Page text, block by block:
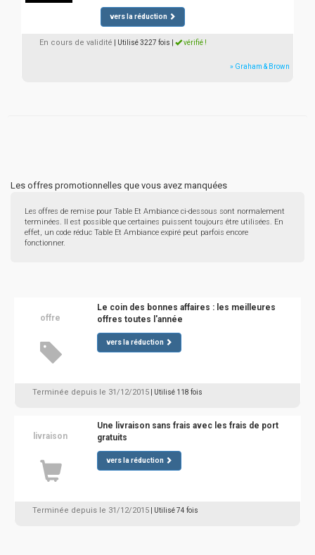
vers la réduction
En cours de validité | Utilisé 3227 fois vérifié !
» Graham & Brown
Les offres promotionnelles que vous avez manquées
Les offres de remise pour Table Et Ambiance ci-dessous sont normalement
terminées. Il est possible que certaines puissent toujours être utilisées. En
effet, un code réduc Table Et Ambiance expiré peut parfois encore
fonctionner.
offre
Le coin des bonnes affaires : les meilleures
offres toutes l'année
vers la réduction
Terminée depuis le 31/12/2015 | Utilisé 118 fois
livraison
Une livraison sans frais avec les frais de port
gratuits
vers la réduction
Terminée depuis le 31/12/2015 | Utilisé 74 fois